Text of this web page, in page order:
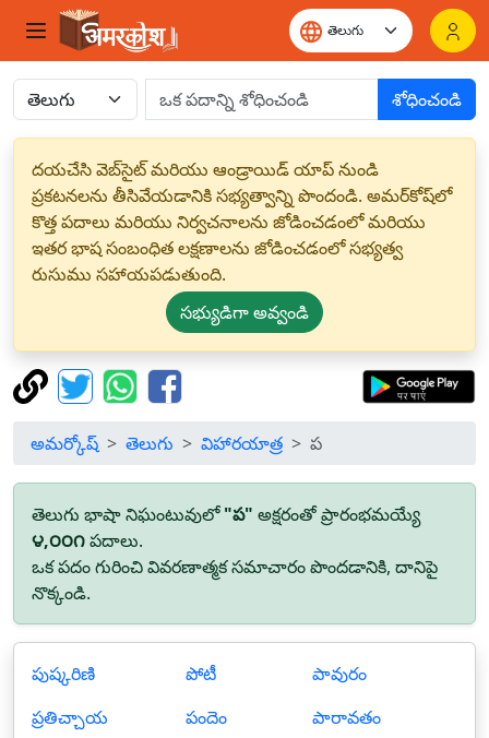
శోధించండి
దయచేసి వెబ్‌సైట్ మరియు ఆండ్రాయిడ్ యాప్ నుండి
ప్రకటనలను తీసివేయడానికి సభ్యత్వాన్ని పొందండి. అమర్‌కోష్‌లో
కొత్త పదాలు మరియు నిర్వచనాలను జోడించడంలో మరియు
ఇతర భాష సంబంధిత లక్షణాలను జోడించడంలో సభ్యత్వ
రుసుము సహాయపడుతుంది.
సభ్యుడిగా అవ్వండి
అమర్కోష్ తెలుగు విహారయాత్ర ప
తెలుగు భాషా నిఘంటువులో"ప" అక్షరంతో ప్రారంభమయ్యే
౪,౦౦౧పదాలు.
ఒక పదం గురించి వివరణాత్మక సమాచారం పొందడానికి, దానిపై
నొక్కండి.
పుష్కరిణి
ప్రతిచ్చాయ
పోటీ
పందెం
పావురం
పారావతం